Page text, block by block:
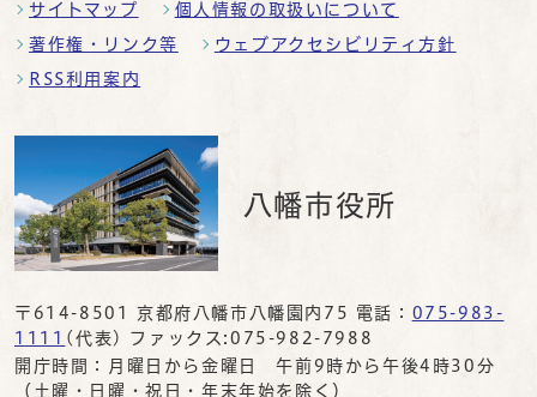
サイトマップ 個人情報の取扱いについて
著作権・リンク等 ウェブアクセシビリティ方針
RSS利用案内
八幡市役所
〒614-8501 京都府八幡市八幡園内75 電話： 075-983-
1111 (代表) ファックス:075-982-7988
開庁時間：月曜日から金曜日 午前9時から午後4時30分
（土曜・日曜・祝日・年末年始を除く）